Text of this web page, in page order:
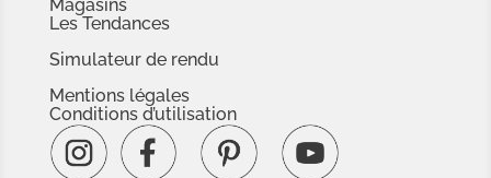
Magasins
Les Tendances
Simulateur de rendu
Mentions légales
Conditions d’utilisation